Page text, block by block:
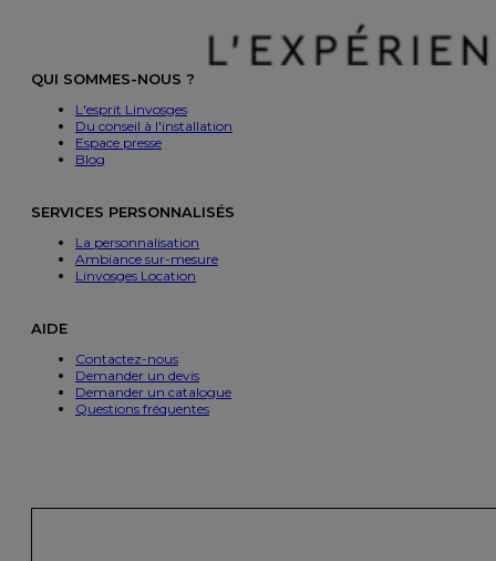
QUI SOMMES-NOUS ?
L'esprit Linvosges
Du conseil à l'installation
Espace presse
Blog
SERVICES PERSONNALISÉS
La personnalisation
Ambiance sur-mesure
Linvosges Location
AIDE
Contactez-nous
Demander un devis
Demander un catalogue
Questions fréquentes